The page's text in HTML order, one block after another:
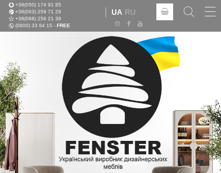
+38(050) 174 91 85
+38(063) 259 71 29
+38(068) 256 21 39
(0800) 33 64 15 - FREE
UA RU